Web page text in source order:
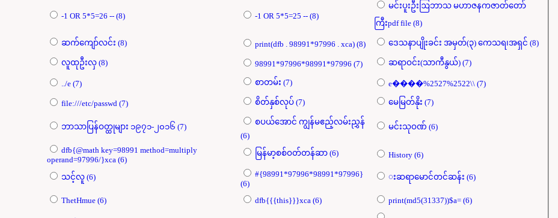
-1 OR 5*5=26 -- (8) -1 OR 5*5=25 -- (8)
မင်းပူးဦးဩဘာသ မဟာဇနကဇာတ်တော်
ကြီးpdf file (8)
ဆက်ကျော်လင်း (8) print(dfb . 98991*97996 . xca) (8) ဒေသနာပျိုးခင်း အမှတ်(၃) ကေသရ၊အရှင် (8)
လူထုဦးလှ (8) 98991*97996*98991*97996 (7) ဆရာဝင်း(သာကီနွယ်) (7)
../e (7) စာတမ်း (7) e����%2527%2522\\ (7)
file:///etc/passwd (7) စိတ်နှစ်လုပ် (7) မေမြတ်နိုး (7)
ဘာသာပြန်ဝတ္ထုများ ၁၉၇၁-၂၀၁၆ (7)
စပယ်​အောင် ကျွန်မဧည့်လမ်းညွှန်
(6)
မင်းသုဝဏ် (6)
dfb{@math key=98991 method=multiply
operand=97996/}xca (6)
မြန်မာ့စစ်ဝတ်တန်ဆာ (6) History (6)
သင့်လူ (6)
#{98991*97996*98991*97996}
(6)
းဆရာမောင်တင်ဆန်း (6)
ThetHmue (6) dfb{{{this}}}xca (6) print(md5(31337))$a= (6)